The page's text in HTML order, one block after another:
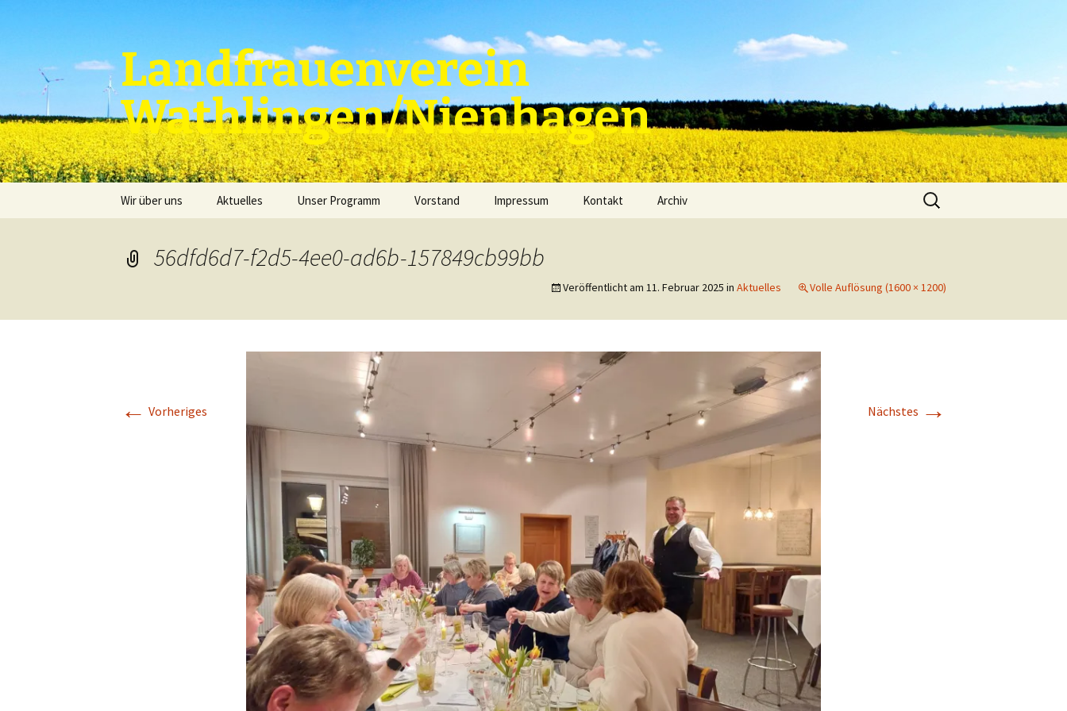
Landfrauenverein
Wathlingen/Nienhagen
Wir über uns Aktuelles Unser Programm Vorstand Impressum Kontakt Archiv
Suche
nach:
56dfd6d7-f2d5-4ee0-ad6b-157849cb99bb
Veröffentlicht am 11. Februar 2025 in Aktuelles Volle Auflösung (1600 × 1200)
← Vorheriges Nächstes →